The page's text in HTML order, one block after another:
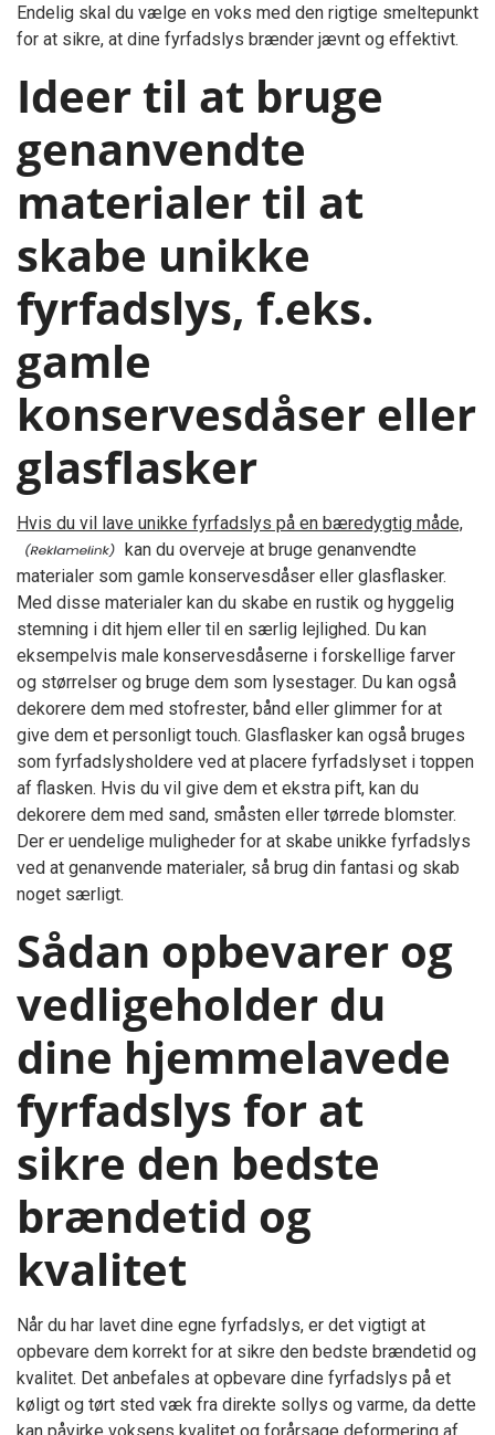
Endelig skal du vælge en voks med den rigtige smeltepunkt
for at sikre, at dine fyrfadslys brænder jævnt og effektivt.
Ideer til at bruge
genanvendte
materialer til at
skabe unikke
fyrfadslys, f.eks.
gamle
konservesdåser eller
glasflasker
Hvis du vil lave unikke fyrfadslys på en bæredygtig måde,
kan du overveje at bruge genanvendte
materialer som gamle konservesdåser eller glasflasker.
Med disse materialer kan du skabe en rustik og hyggelig
stemning i dit hjem eller til en særlig lejlighed. Du kan
eksempelvis male konservesdåserne i forskellige farver
og størrelser og bruge dem som lysestager. Du kan også
dekorere dem med stofrester, bånd eller glimmer for at
give dem et personligt touch. Glasflasker kan også bruges
som fyrfadslysholdere ved at placere fyrfadslyset i toppen
af flasken. Hvis du vil give dem et ekstra pift, kan du
dekorere dem med sand, småsten eller tørrede blomster.
Der er uendelige muligheder for at skabe unikke fyrfadslys
ved at genanvende materialer, så brug din fantasi og skab
noget særligt.
Sådan opbevarer og
vedligeholder du
dine hjemmelavede
fyrfadslys for at
sikre den bedste
brændetid og
kvalitet
Når du har lavet dine egne fyrfadslys, er det vigtigt at
opbevare dem korrekt for at sikre den bedste brændetid og
kvalitet. Det anbefales at opbevare dine fyrfadslys på et
køligt og tørt sted væk fra direkte sollys og varme, da dette
kan påvirke voksens kvalitet og forårsage deformering af